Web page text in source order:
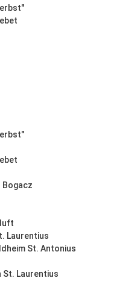
Bogacz
Laurentius
St. Antonius
St. Laurentius